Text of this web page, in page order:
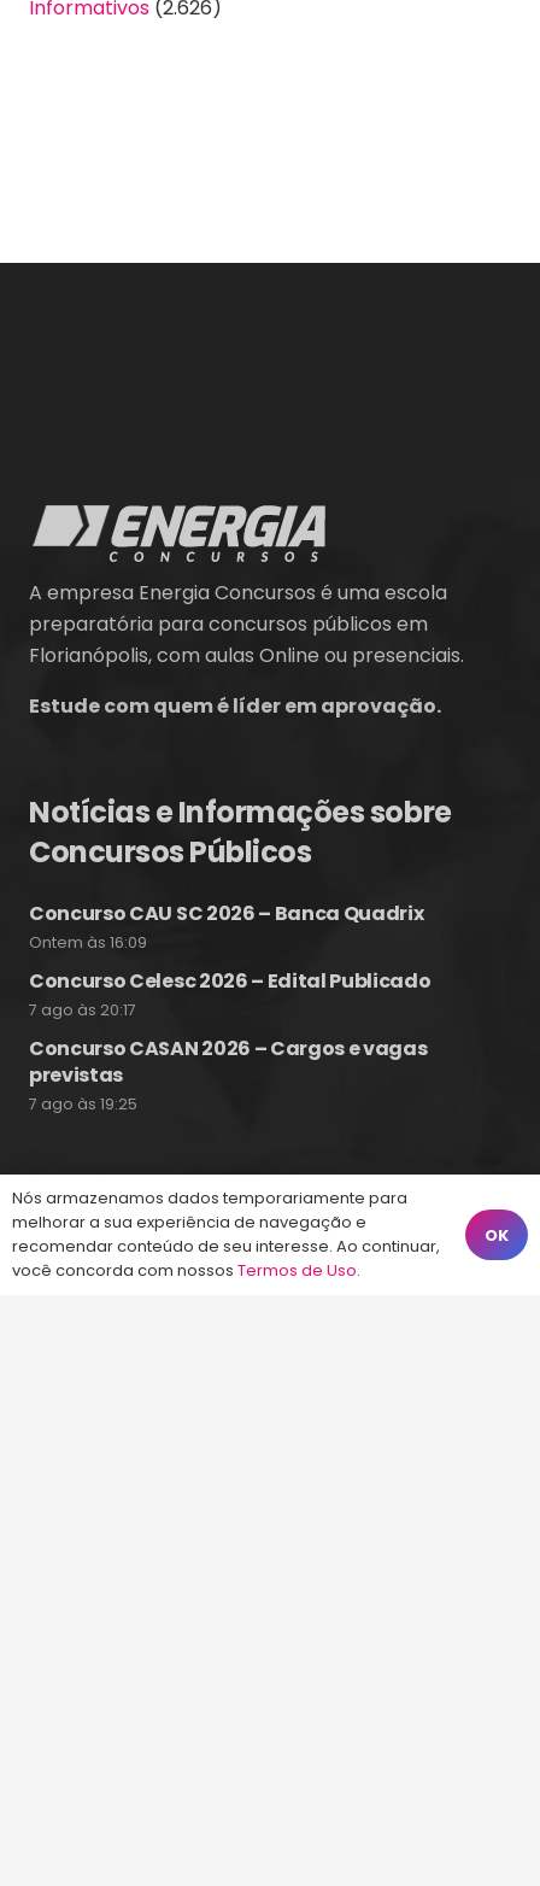
Informativos (2.626)
A empresa Energia Concursos é uma escola
preparatória para concursos públicos em
Florianópolis, com aulas Online ou presenciais.
Estude com quem é líder em aprovação.
Notícias e Informações sobre
Concursos Públicos
Concurso CAU SC 2026 – Banca Quadrix
Ontem às 16:09
Concurso Celesc 2026 – Edital Publicado
7 ago às 20:17
Concurso CASAN 2026 – Cargos e vagas
previstas
7 ago às 19:25
Fale Conosco
Nós armazenamos dados temporariamente para
melhorar a sua experiência de navegação e
recomendar conteúdo de seu interesse. Ao continuar,
você concorda com nossos Termos de Uso.
OK